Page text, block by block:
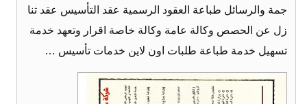
جمة والرسائل طباعة العقود الرسمية عقد التأسيس عقد تنا
زل عن الحصص وكالة عامة وكالة خاصة اقرار وتعهد خدمة
تسهيل خدمة طباعة طلبات اون لاين خدمات تأسيس …